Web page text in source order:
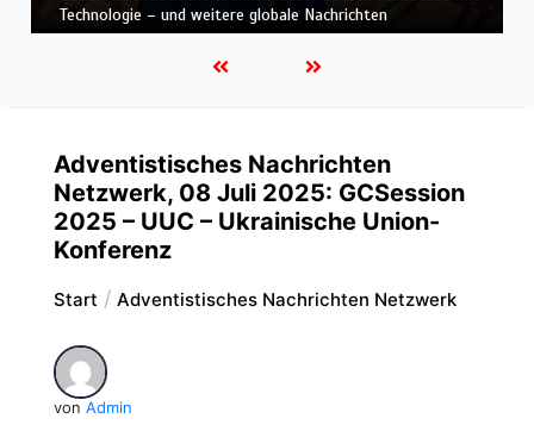
Nachrichten
Adventistisches Nachrichten
Netzwerk, 08 Juli 2025: GCSession
2025 – UUC – Ukrainische Union-
Konferenz
Start Adventistisches Nachrichten Netzwerk
von Admin